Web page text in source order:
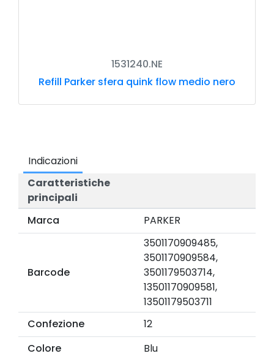
1531240.NE
Refill Parker sfera quink flow medio nero
Indicazioni
Caratteristiche
principali
Marca
PARKER
Barcode
3501170909485,
3501170909584,
3501179503714,
13501170909581,
13501179503711
Confezione
12
Colore
Blu